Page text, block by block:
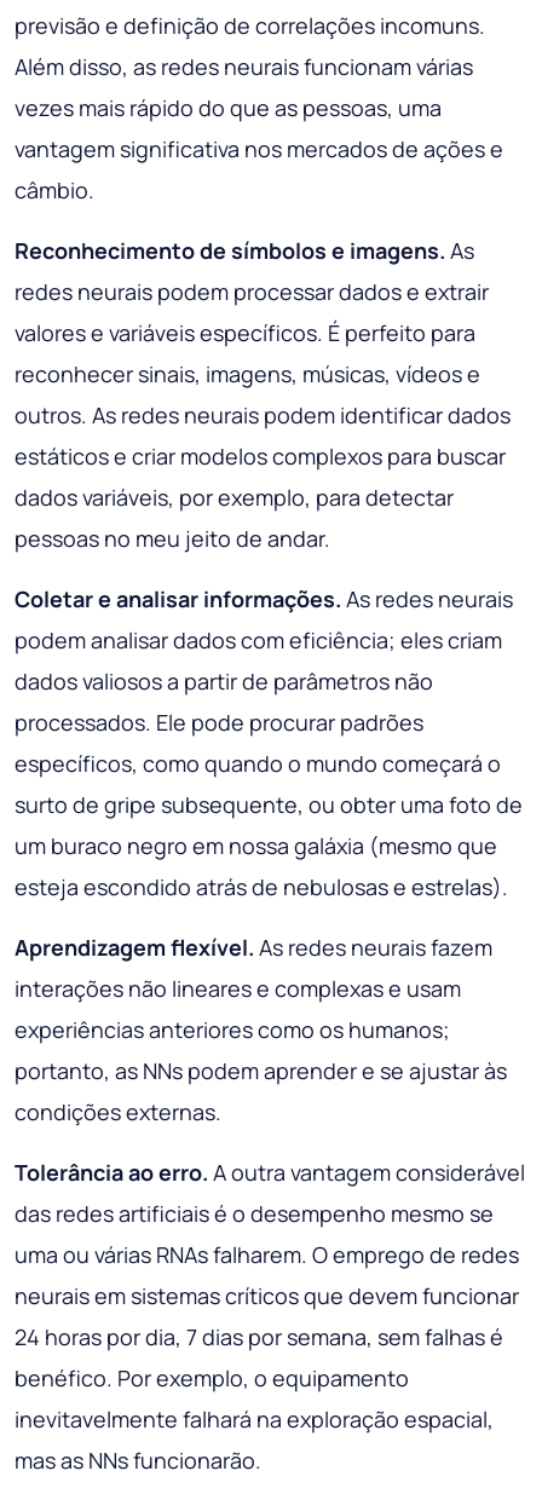
previsão e definição de correlações incomuns.
Além disso, as redes neurais funcionam várias
vezes mais rápido do que as pessoas, uma
vantagem significativa nos mercados de ações e
câmbio.
Reconhecimento de símbolos e imagens. As
redes neurais podem processar dados e extrair
valores e variáveis específicos. É perfeito para
reconhecer sinais, imagens, músicas, vídeos e
outros. As redes neurais podem identificar dados
estáticos e criar modelos complexos para buscar
dados variáveis, por exemplo, para detectar
pessoas no meu jeito de andar.
Coletar e analisar informações. As redes neurais
podem analisar dados com eficiência; eles criam
dados valiosos a partir de parâmetros não
processados. Ele pode procurar padrões
específicos, como quando o mundo começará o
surto de gripe subsequente, ou obter uma foto de
um buraco negro em nossa galáxia (mesmo que
esteja escondido atrás de nebulosas e estrelas).
Aprendizagem flexível. As redes neurais fazem
interações não lineares e complexas e usam
experiências anteriores como os humanos;
portanto, as NNs podem aprender e se ajustar às
condições externas.
Tolerância ao erro. A outra vantagem considerável
das redes artificiais é o desempenho mesmo se
uma ou várias RNAs falharem. O emprego de redes
neurais em sistemas críticos que devem funcionar
24 horas por dia, 7 dias por semana, sem falhas é
benéfico. Por exemplo, o equipamento
inevitavelmente falhará na exploração espacial,
mas as NNs funcionarão.